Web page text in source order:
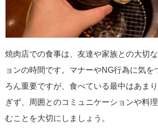
焼肉店での食事は、友達や家族との大切
ョンの時間です。マナーやNG行為に気を
ろん重要ですが、食べている最中はあま
ぎず、周囲とのコミュニケーションや料
むことを大切にしましょう。